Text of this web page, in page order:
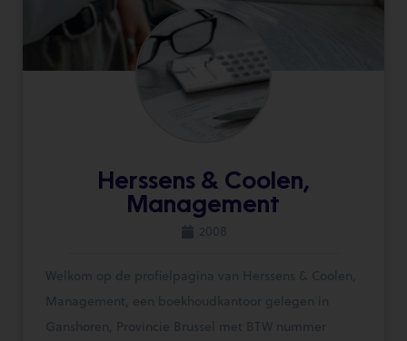
Herssens & Coolen,
Management
2008
Welkom op de profielpagina van Herssens & Coolen,
Management, een boekhoudkantoor gelegen in
Ganshoren, Provincie Brussel met BTW nummer